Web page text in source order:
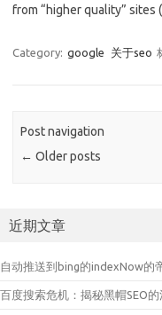
from “higher quality” sites
Category: google 关于seo
Post navigation
← Older posts
近期文章
自动推送到bing的indexNow的
百度搜索危机：揭秘黑帽SEO